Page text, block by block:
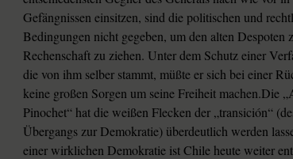
Gefängnissen einsitzen, sind die politischen und
Bedingungen nicht gegeben, um den alten Despoten
Rechenschaft zu ziehen. Unter dem Schutz einer
die von ihm selber stammt, müßte er sich bei einer
keine großen Sorgen um seine Freiheit machen.Die
Pinochet“ hat die weißen Flecken der „transición“
Übergangs zur Demokratie) überdeutlich werden
einer wirklichen Demokratie ist Chile heute weiter